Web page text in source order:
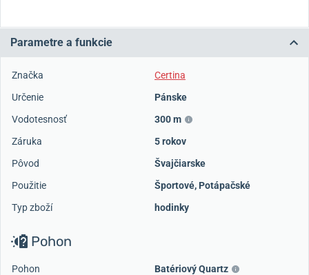
Parametre a funkcie
Značka
Certina
Určenie
Pánske
Vodotesnosť
300 m
Záruka
5 rokov
Pôvod
Švajčiarske
Použitie
Športové, Potápačské
Typ zboží
hodinky
Pohon
Pohon
Batériový Quartz